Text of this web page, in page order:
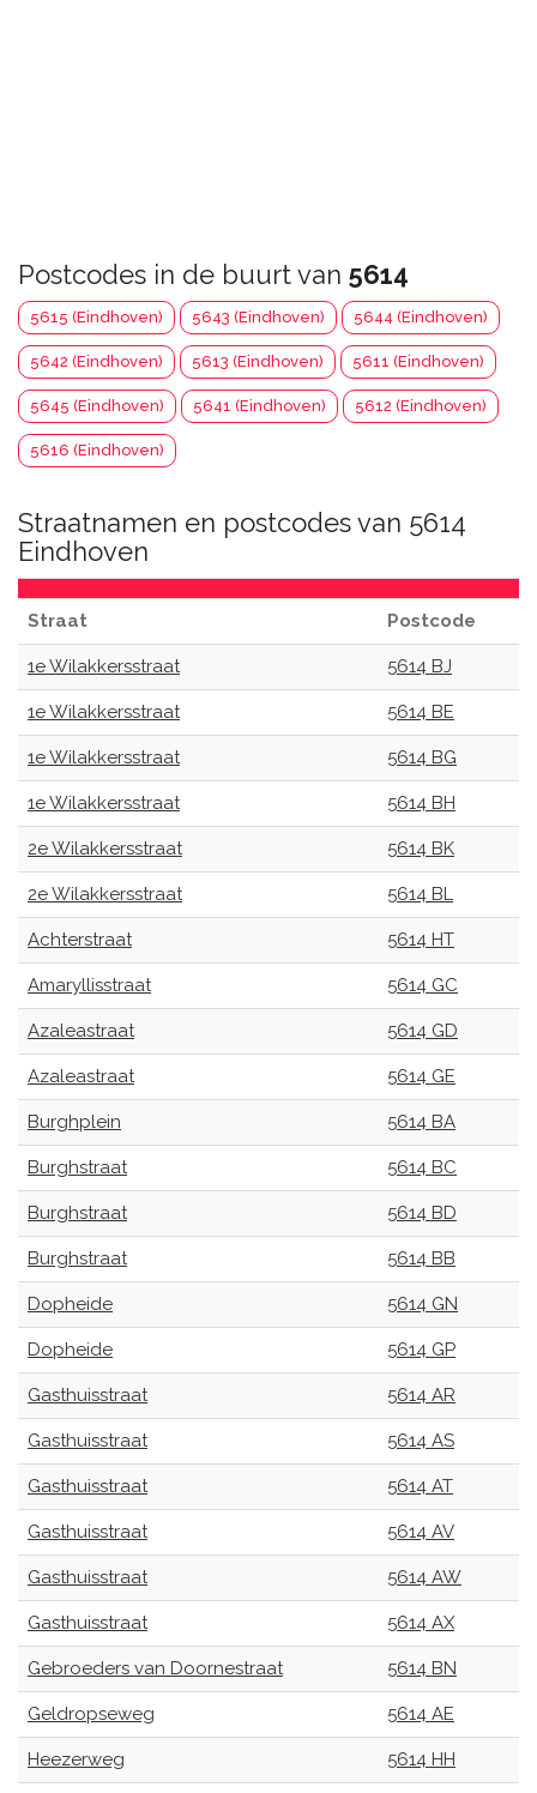
Postcodes in de buurt van 5614
5615 (Eindhoven) 5643 (Eindhoven) 5644 (Eindhoven)
5642 (Eindhoven) 5613 (Eindhoven) 5611 (Eindhoven)
5645 (Eindhoven) 5641 (Eindhoven) 5612 (Eindhoven)
5616 (Eindhoven)
Straatnamen en postcodes van 5614
Eindhoven
Straat Postcode
1e Wilakkersstraat 5614 BJ
1e Wilakkersstraat 5614 BE
1e Wilakkersstraat 5614 BG
1e Wilakkersstraat 5614 BH
2e Wilakkersstraat 5614 BK
2e Wilakkersstraat 5614 BL
Achterstraat 5614 HT
Amaryllisstraat 5614 GC
Azaleastraat 5614 GD
Azaleastraat 5614 GE
Burghplein 5614 BA
Burghstraat 5614 BC
Burghstraat 5614 BD
Burghstraat 5614 BB
Dopheide 5614 GN
Dopheide 5614 GP
Gasthuisstraat 5614 AR
Gasthuisstraat 5614 AS
Gasthuisstraat 5614 AT
Gasthuisstraat 5614 AV
Gasthuisstraat 5614 AW
Gasthuisstraat 5614 AX
Gebroeders van Doornestraat 5614 BN
Geldropseweg 5614 AE
Heezerweg 5614 HH